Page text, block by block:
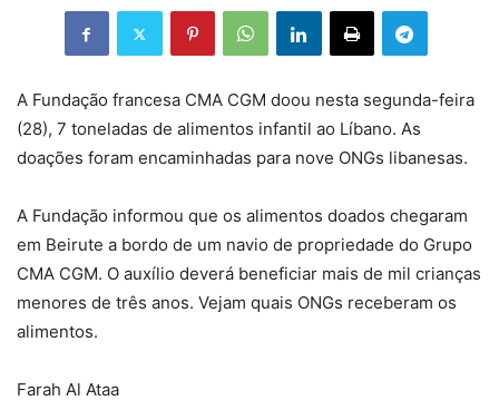
A Fundação francesa CMA CGM doou nesta segunda-feira
(28), 7 toneladas de alimentos infantil ao Líbano. As
doações foram encaminhadas para nove ONGs libanesas.
A Fundação informou que os alimentos doados chegaram
em Beirute a bordo de um navio de propriedade do Grupo
CMA CGM. O auxílio deverá beneficiar mais de mil crianças
menores de três anos. Vejam quais ONGs receberam os
alimentos.
Farah Al Ataa